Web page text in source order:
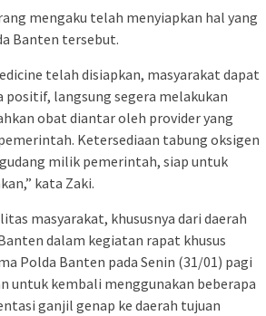
mengaku telah menyiapkan hal yang
Banten tersebut.
telah disiapkan, masyarakat dapat
positif, langsung segera melakukan
obat diantar oleh provider yang
Ketersediaan tabung oksigen
milik pemerintah, siap untuk
kata Zaki.
masyarakat, khususnya dari daerah
dalam kegiatan rapat khusus
Polda Banten pada Senin (31/01) pagi
untuk kembali menggunakan beberapa
ganjil genap ke daerah tujuan